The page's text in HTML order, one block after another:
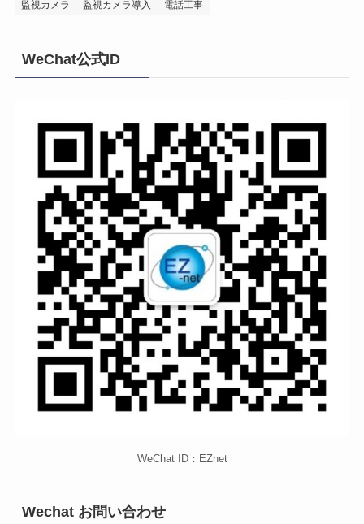
監視カメラ 監視カメラ導入 電話工事
WeChat公式ID
WeChat ID：EZnet
Wechat お問い合わせ